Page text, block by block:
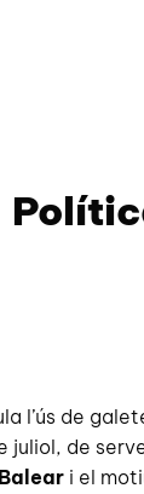
l’ús de
juliol, de
i el